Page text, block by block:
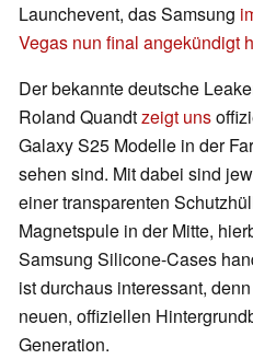
Launchevent, das Samsung
Vegas nun final angekündigt
Der bekannte deutsche
Roland Quandtzeigt uns
Galaxy S25 Modelle in der
sehen sind. Mit dabei sind
einer transparenten
Magnetspule in der Mitte,
Samsung Silicone-Cases
ist durchaus interessant,
neuen, offiziellen
Generation.